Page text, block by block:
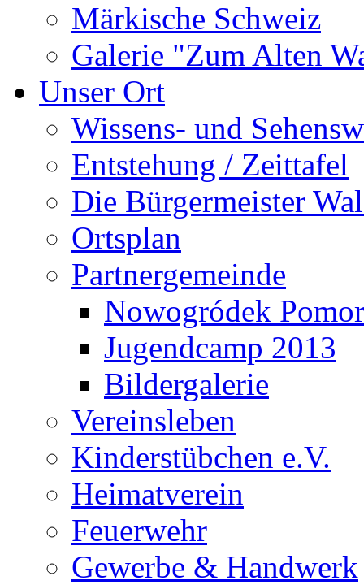
Märkische Schweiz
Galerie "Zum Alten
Unser Ort
Wissens- und
Entstehung / Zeittafel
Die Bürgermeister
Ortsplan
Partnergemeinde
Nowogródek
Jugendcamp 2013
Bildergalerie
Vereinsleben
Kinderstübchen e.V.
Heimatverein
Feuerwehr
Gewerbe & Handwerk